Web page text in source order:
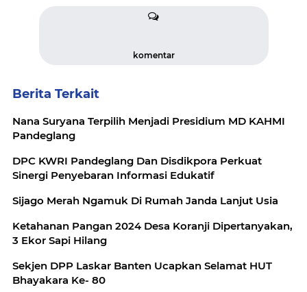
komentar
Berita Terkait
Nana Suryana Terpilih Menjadi Presidium MD KAHMI
Pandeglang
DPC KWRI Pandeglang Dan Disdikpora Perkuat
Sinergi Penyebaran Informasi Edukatif
Sijago Merah Ngamuk Di Rumah Janda Lanjut Usia
Ketahanan Pangan 2024 Desa Koranji Dipertanyakan,
3 Ekor Sapi Hilang
Sekjen DPP Laskar Banten Ucapkan Selamat HUT
Bhayakara Ke- 80